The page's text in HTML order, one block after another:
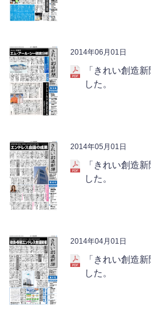
2014年06月01日
「きれい創造
した。
2014年05月01日
「きれい創造
した。
2014年04月01日
「きれい創造
した。